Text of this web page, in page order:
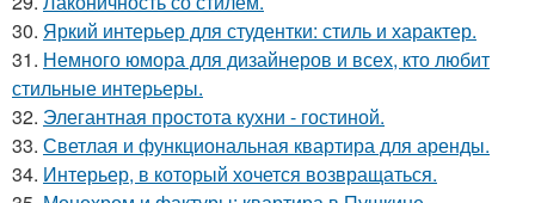
30. Яркий интерьер для студентки: стиль и характер.
31. Немного юмора для дизайнеров и всех, кто любит
стильные интерьеры.
32. Элегантная простота кухни - гостиной.
33. Светлая и функциональная квартира для аренды.
34. Интерьер, в который хочется возвращаться.